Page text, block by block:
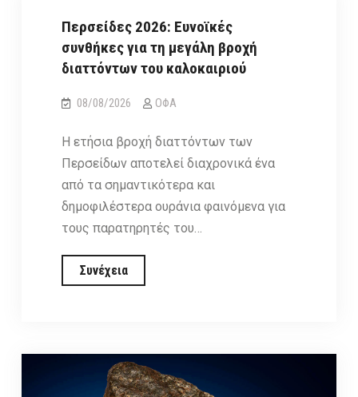
Περσείδες 2026: Ευνοϊκές
συνθήκες για τη μεγάλη βροχή
διαττόντων του καλοκαιριού
08/08/2026 ΟΦΑ
Η ετήσια βροχή διαττόντων των
Περσείδων αποτελεί διαχρονικά ένα
από τα σημαντικότερα και
δημοφιλέστερα ουράνια φαινόμενα για
τους παρατηρητές του…
ΣυνέχειαΠερσείδες
2026:
για
τη